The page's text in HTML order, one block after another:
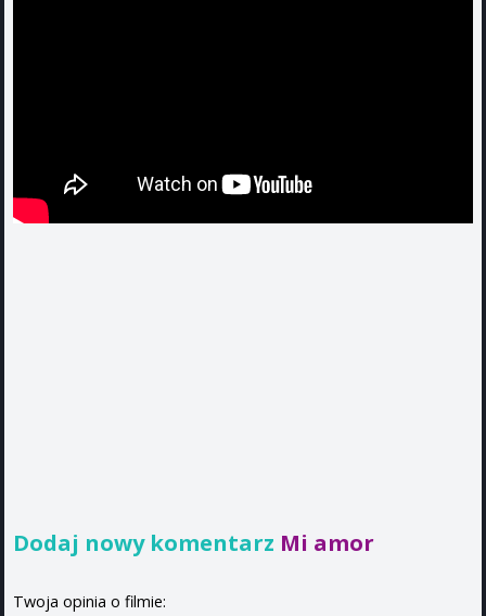
Dodaj nowy komentarz Mi amor
Twoja opinia o filmie: